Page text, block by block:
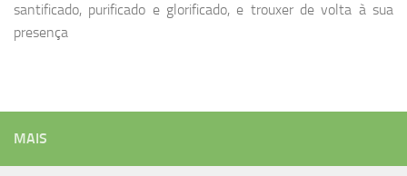
santificado, purificado e glorificado, e trouxer de volta à sua
presença
MAIS